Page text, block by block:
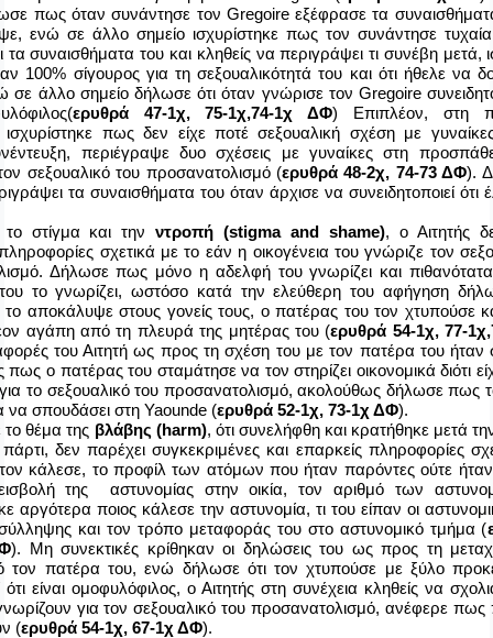
πως όταν συνάντησε τον Gregoireεξέφρασε τα
ενώ σε άλλο σημείο ισχυρίστηκε πως τον συνάντησε
συναισθήματα του και κληθείς να περιγράψει τι συνέβη μετά,
100% σίγουρος για τη σεξουαλικότητά του και ότι ήθελε να
σε άλλο σημείο δήλωσε ότι όταν γνώρισε τονGregoire
ερυθρά 47-1χ, 75-1χ,74-1χ ΔΦ) Επιπλέον, στη
ισχυρίστηκε πως δεν είχε ποτέ σεξουαλική σχέση με
περιέγραψε δυο σχέσεις με γυναίκες στη
σεξουαλικό του προσανατολισμό (ερυθρά 48-2χ, 74-73 ΔΦ).
τα συναισθήματα του όταν άρχισε να συνειδητοποιεί ότι
στίγμα και τηνντροπή (stigma and shame), ο Αιτητής
σχετικά με το εάν η οικογένεια του γνώριζε τον
Δήλωσε πως μόνο η αδελφή του γνωρίζει και
του το γνωρίζει, ωστόσο κατά την ελεύθερη του αφήγηση
αποκάλυψε στους γονείς τους, ο πατέρας του τον χτυπούσε
αγάπη από τη πλευρά της μητέρας του (ερυθρά 54-1χ, 77-
του Αιτητή ως προς τη σχέση του με τον πατέρα του ήταν
ο πατέρας του σταμάτησε να τον στηρίζει οικονομικά διότι
για το σεξουαλικό του προσανατολισμό, ακολούθως δήλωσε πως
να σπουδάσει στη Yaounde(ερυθρά 52-1χ, 73-1χ ΔΦ).
το θέμα της βλάβης (harm), ότι συνελήφθη και κρατήθηκε μετά
δεν παρέχει συγκεκριμένες και επαρκείς πληροφορίες
κάλεσε, το προφίλ των ατόμων που ήταν παρόντες ούτε
της αστυνομίας στην οικία, τον αριθμό των
αργότερα ποιος κάλεσε την αστυνομία, τι του είπαν οι
και τον τρόπο μεταφοράς του στο αστυνομικό τμήμα (
). Μη συνεκτικές κρίθηκαν οι δηλώσεις του ως προς τη
τον πατέρα του, ενώ δήλωσε ότι τον χτυπούσε με ξύλο
είναι ομοφυλόφιλος, ο Αιτητής στη συνέχεια κληθείς να
για τον σεξουαλικό του προσανατολισμό, ανέφερε πως
(ερυθρά 54-1χ, 67-1χ ΔΦ).